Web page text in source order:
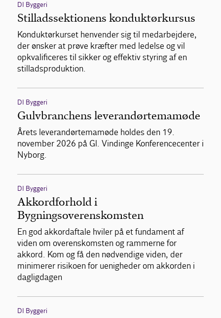
DI Byggeri
Stilladssektionens konduktørkursus
Konduktørkurset henvender sig til medarbejdere,
der ønsker at prøve kræfter med ledelse og vil
opkvalificeres til sikker og effektiv styring af en
stilladsproduktion.
DI Byggeri
Gulvbranchens leverandørtemamøde
Årets leverandørtemamøde holdes den 19.
november 2026 på Gl. Vindinge Konferencecenter i
Nyborg.
DI Byggeri
Akkordforhold i
Bygningsoverenskomsten
En god akkordaftale hviler på et fundament af
viden om overenskomsten og rammerne for
akkord. Kom og få den nødvendige viden, der
minimerer risikoen for uenigheder om akkorden i
dagligdagen
DI Byggeri